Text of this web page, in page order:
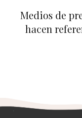
Medios de
hacen